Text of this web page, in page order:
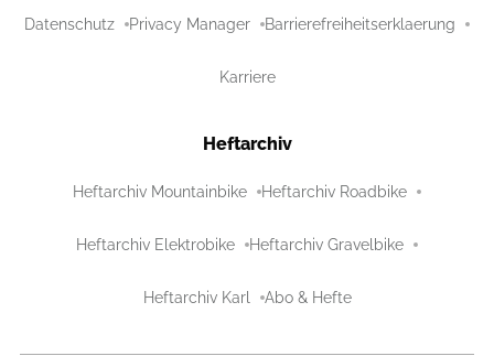
Datenschutz Privacy Manager Barrierefreiheitserklaerung
Karriere
Heftarchiv
Heftarchiv Mountainbike Heftarchiv Roadbike
Heftarchiv Elektrobike Heftarchiv Gravelbike
Heftarchiv Karl Abo & Hefte